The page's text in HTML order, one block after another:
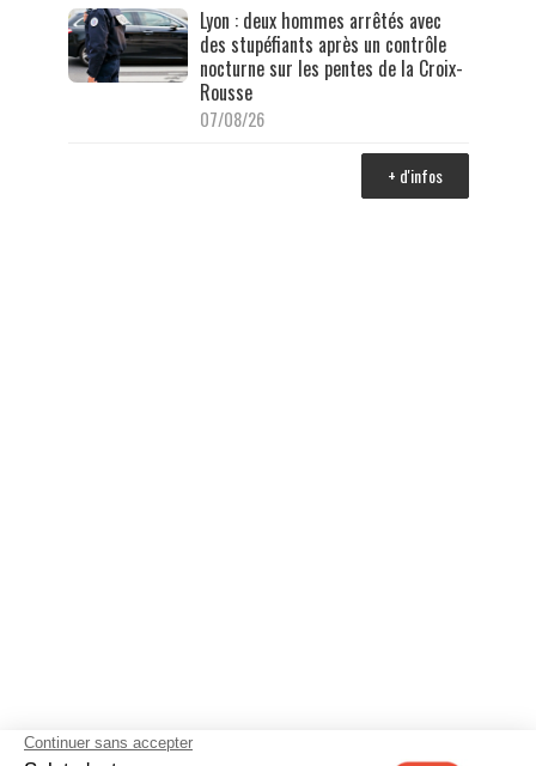
Lyon : deux hommes arrêtés avec
des stupéfiants après un contrôle
nocturne sur les pentes de la Croix-
Rousse
07/08/26
+ d'infos